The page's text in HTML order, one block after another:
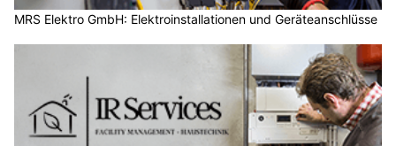
MRS Elektro GmbH: Elektroinstallationen und Geräteanschlüsse